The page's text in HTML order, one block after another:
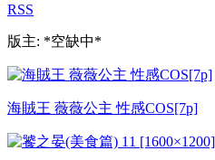
RSS
版主: *空缺中*
海賊王 薇薇公主 性感COS[7p]